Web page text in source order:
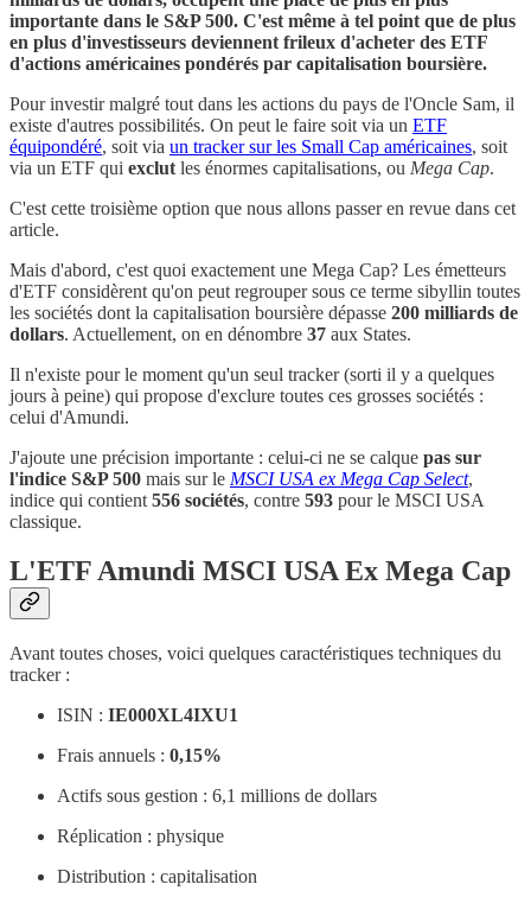
importante dans le S&P 500. C'est même à tel point que de plus
en plus d'investisseurs deviennent frileux d'acheter des ETF
d'actions américaines pondérés par capitalisation boursière.
Pour investir malgré tout dans les actions du pays de l'Oncle Sam, il
existe d'autres possibilités. On peut le faire soit via un ETF
équipondéré, soit via un tracker sur les Small Cap américaines, soit
via un ETF qui exclut les énormes capitalisations, ou Mega Cap.
C'est cette troisième option que nous allons passer en revue dans cet
article.
Mais d'abord, c'est quoi exactement une Mega Cap? Les émetteurs
d'ETF considèrent qu'on peut regrouper sous ce terme sibyllin toutes
les sociétés dont la capitalisation boursière dépasse 200 milliards de
dollars. Actuellement, on en dénombre 37 aux States.
Il n'existe pour le moment qu'un seul tracker (sorti il y a quelques
jours à peine) qui propose d'exclure toutes ces grosses sociétés :
celui d'Amundi.
J'ajoute une précision importante : celui-ci ne se calque pas sur
l'indice S&P 500 mais sur le MSCI USA ex Mega Cap Select,
indice qui contient 556 sociétés, contre 593 pour le MSCI USA
classique.
L'ETF Amundi MSCI USA Ex Mega Cap
Avant toutes choses, voici quelques caractéristiques techniques du
tracker :
ISIN : IE000XL4IXU1
Frais annuels : 0,15%
Actifs sous gestion : 6,1 millions de dollars
Réplication : physique
Distribution : capitalisation